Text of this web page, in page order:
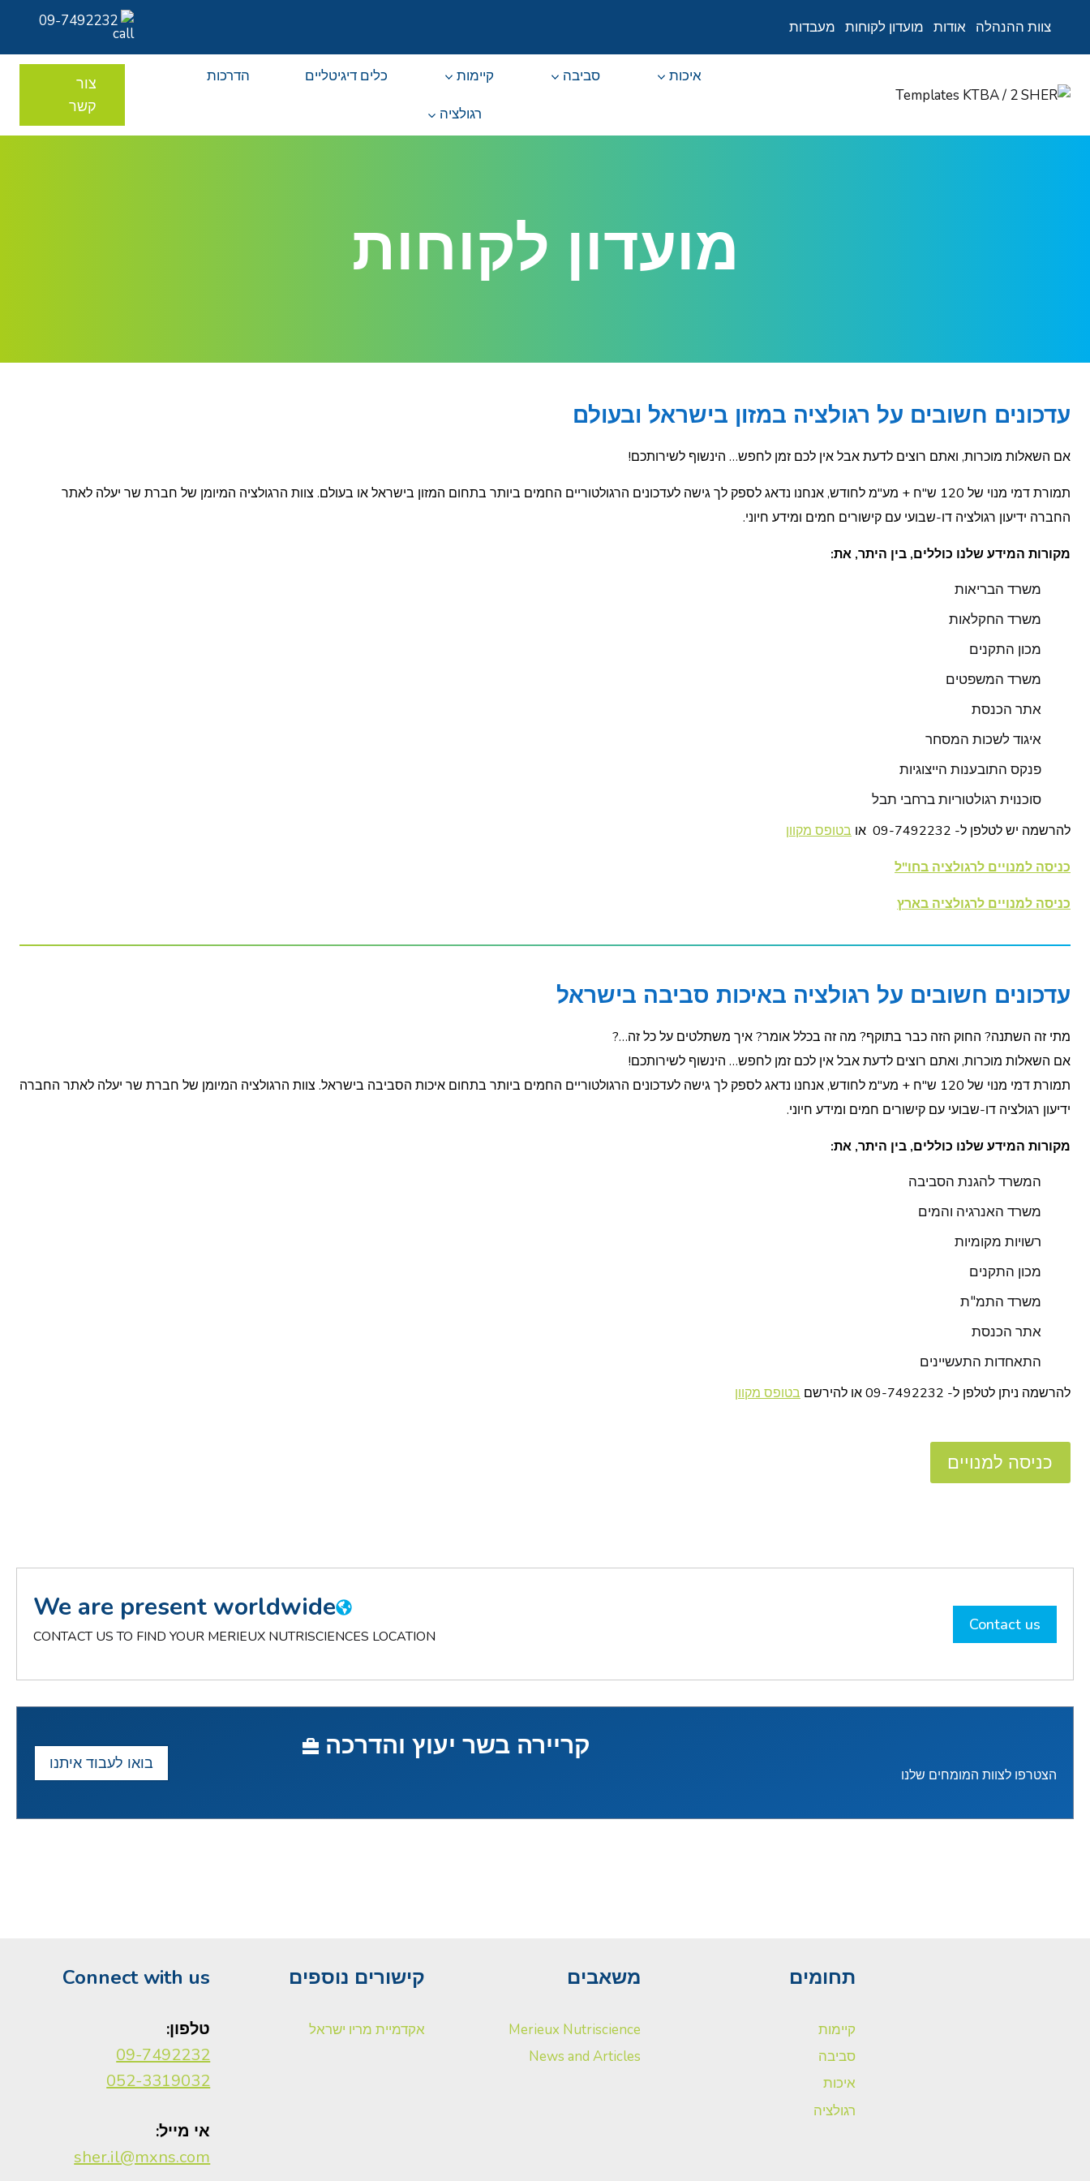
צוות ההנהלה אודות מועדון לקוחות מעבדות 09-7492232
הדרכות כלים דיגיטליים קיימות סביבה איכות
רגולציה
צור
קשר
מועדון לקוחות
עדכונים חשובים על רגולציה במזון בישראל ובעולם
אם השאלות מוכרות, ואתם רוצים לדעת אבל אין לכם זמן לחפש… הינשוף לשירותכם!
תמורת דמי מנוי של 120 ש"ח + מע"מ לחודש, אנחנו נדאג לספק לך גישה לעדכונים הרגולטוריים החמים ביותר בתחום המזון בישראל או בעולם. צוות הרגולציה המיומן של חברת שר יעלה לאתר
החברה ידיעון רגולציה דו-שבועי עם קישורים חמים ומידע חיוני.
מקורות המידע שלנו כוללים, בין היתר, את:
משרד הבריאות
משרד החקלאות
מכון התקנים
משרד המשפטים
אתר הכנסת
איגוד לשכות המסחר
פנקס התובענות הייצוגיות
סוכנוית רגולטוריות ברחבי תבל
להרשמה יש לטלפן ל- 09-7492232 או בטופס מקוון
כניסה למנויים לרגולציה בחו"ל
כניסה למנויים לרגולציה בארץ
עדכונים חשובים על רגולציה באיכות סביבה בישראל
מתי זה השתנה? החוק הזה כבר בתוקף? מה זה בכלל אומר? איך משתלטים על כל זה…?
אם השאלות מוכרות, ואתם רוצים לדעת אבל אין לכם זמן לחפש… הינשוף לשירותכם!
תמורת דמי מנוי של 120 ש"ח + מע"מ לחודש, אנחנו נדאג לספק לך גישה לעדכונים הרגולטוריים החמים ביותר בתחום איכות הסביבה בישראל. צוות הרגולציה המיומן של חברת שר יעלה לאתר החברה
ידיעון רגולציה דו-שבועי עם קישורים חמים ומידע חיוני.
מקורות המידע שלנו כוללים, בין היתר, את:
המשרד להגנת הסביבה
משרד האנרגיה והמים
רשויות מקומיות
מכון התקנים
משרד התמ"ת
אתר הכנסת
התאחדות התעשיינים
להרשמה ניתן לטלפן ל- 09-7492232 או להירשם בטופס מקוון
כניסה למנויים
Contact us
We are present worldwide
CONTACT US TO FIND YOUR MERIEUX NUTRISCIENCES LOCATION
קריירה בשר יעוץ והדרכה
הצטרפו לצוות המומחים שלנו
בואו לעבוד איתנו
תחומים
קיימות
סביבה
איכות
רגולציה
משאבים
Merieux Nutriscience
News and Articles
קישורים נוספים
אקדמיית מריו ישראל
Connect with us
טלפון:
09-7492232
052-3319032
אי מייל:
sher.il@mxns.com